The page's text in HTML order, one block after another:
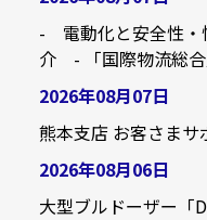
- 電動化と安全性・
介 - 「国際物流総
2026年08月07日
熊本支店 お客さま
2026年08月06日
大型ブルドーザー「